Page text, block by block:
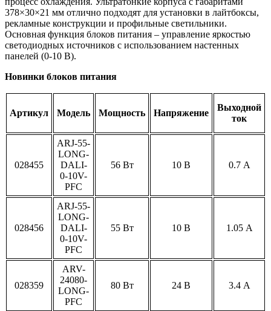
378×30×21 мм отлично подходят для установки в лайтбоксы,
рекламные конструкции и профильные светильники.
Основная функция блоков питания – управление яркостью
светодиодных источников с использованием настенных
панелей (0-10 В).
Новинки блоков питания
Артикул Модель Мощность Напряжение
Выходной
ток
028455
ARJ-55-
LONG-
DALI-
0-10V-
PFC
56 Вт 10 В 0.7 А
028456
ARJ-55-
LONG-
DALI-
0-10V-
PFC
55 Вт 10 В 1.05 А
028359
ARV-
24080-
LONG-
PFC
80 Вт 24 В 3.4 А